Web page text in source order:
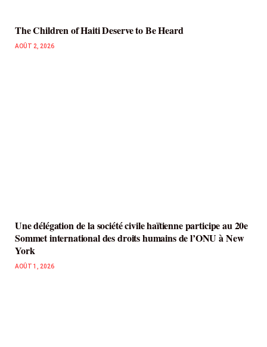
The Children of Haiti Deserve to Be Heard
AOÛT 2, 2026
Une délégation de la société civile haïtienne participe au 20e
Sommet international des droits humains de l’ONU à New
York
AOÛT 1, 2026